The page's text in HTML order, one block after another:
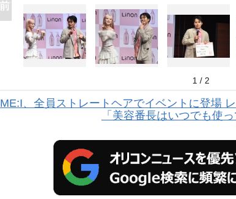
1 / 2
ME:I、全員ストレートヘアでイベントに登場
「美容番長はいつでも使っ